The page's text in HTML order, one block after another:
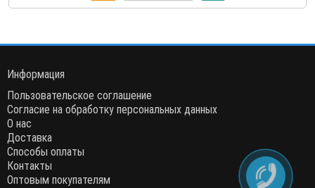
Информация
Пользовательское соглашение
Согласие на обработку персональных данных
О нас
Доставка
Способы оплаты
Контакты
Оптовым покупателям